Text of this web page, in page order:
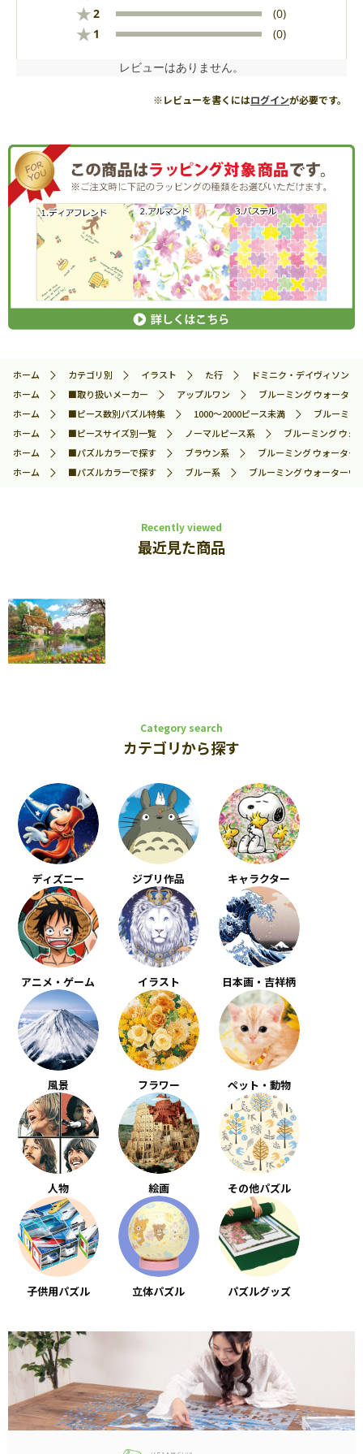
★2 (0)
★ 1 (0)
レビューはありません。
※レビューを書くにはログインが必要です。
ホーム カテゴリ別 イラスト た行
ドミニク・デイヴィソン
ホーム
■取り扱いメーカー アップルワン
ブルーミング ウォータ
ホーム
■ピース数別パズル特集 1000～2000ピース未満
ブルーミ
ホーム
■ピースサイズ別一覧 ノーマルピース系
ブルーミング ウ
ホーム
■パズルカラーで探す ブラウン系
ブルーミング ウォータ
ホーム
■パズルカラーで探す ブルー系 ブルーミング ウォーター
Recently viewed
最近見た商品
Category search
カテゴリから探す
ディズニー ジブリ作品 キャラクター
アニメ・ゲーム イラスト 日本画・吉祥柄
風景 フラワー ペット・動物
人物 絵画 その他パズル
子供用パズル 立体パズル パズルグッズ